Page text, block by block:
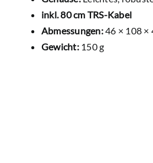
inkl. 80 cm TRS-Kabel
Abmessungen:46 × 108 ×
Gewicht: 150 g